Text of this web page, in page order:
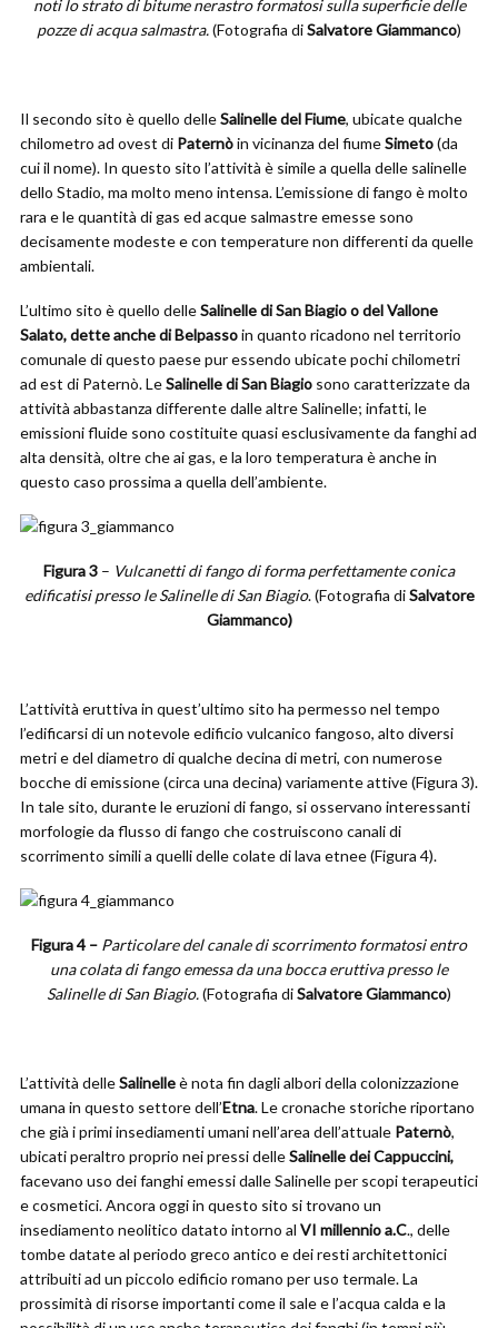
noti lo strato di bitume nerastro formatosi sulla superficie delle
pozze di acqua salmastra.(Fotografia diSalvatore Giammanco)
Il secondo sito è quello delleSalinelle del Fiume, ubicate qualche
chilometro ad ovest di Paternòin vicinanza del fiumeSimeto(da
cui il nome). In questo sito l’attività è simile a quella delle salinelle
dello Stadio, ma molto meno intensa. L’emissione di fango è molto
rara e le quantità di gas ed acque salmastre emesse sono
decisamente modeste e con temperature non differenti da quelle
ambientali.
L’ultimo sito è quello delleSalinelle di San Biagio o del Vallone
Salato, dette anche di Belpassoin quanto ricadono nel territorio
comunale di questo paese pur essendo ubicate pochi chilometri
ad est di Paternò. LeSalinelle di San Biagio sono caratterizzate da
attività abbastanza differente dalle altre Salinelle; infatti, le
emissioni fluide sono costituite quasi esclusivamente da fanghi ad
alta densità, oltre che ai gas, e la loro temperatura è anche in
questo caso prossima a quella dell’ambiente.
Figura 3 – Vulcanetti di fango di forma perfettamente conica
edificatisi presso le Salinelle di San Biagio. (Fotografia diSalvatore
Giammanco)
L’attività eruttiva in quest’ultimo sito ha permesso nel tempo
l’edificarsi di un notevole edificio vulcanico fangoso, alto diversi
metri e del diametro di qualche decina di metri, con numerose
bocche di emissione (circa una decina) variamente attive (Figura 3).
In tale sito, durante le eruzioni di fango, si osservano interessanti
morfologie da flusso di fango che costruiscono canali di
scorrimento simili a quelli delle colate di lava etnee (Figura 4).
Figura 4 – Particolare del canale di scorrimento formatosi entro
una colata di fango emessa da una bocca eruttiva presso le
Salinelle di San Biagio.(Fotografia diSalvatore Giammanco)
L’attività delleSalinelleè nota fin dagli albori della colonizzazione
umana in questo settore dell’Etna. Le cronache storiche riportano
che già i primi insediamenti umani nell’area dell’attuale Paternò,
ubicati peraltro proprio nei pressi delleSalinelle dei Cappuccini,
facevano uso dei fanghi emessi dalle Salinelle per scopi terapeutici
e cosmetici. Ancora oggi in questo sito si trovano un
insediamento neolitico datato intorno al VI millennio a.C., delle
tombe datate al periodo greco antico e dei resti architettonici
attribuiti ad un piccolo edificio romano per uso termale. La
prossimità di risorse importanti come il sale e l’acqua calda e la